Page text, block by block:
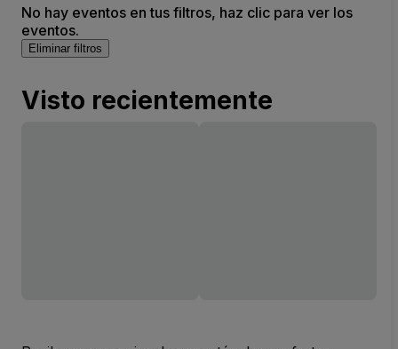
No hay eventos en tus filtros, haz clic para ver los
eventos.
Eliminar filtros
Visto recientemente